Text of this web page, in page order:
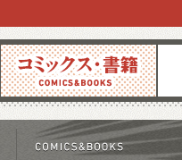
コミックス 雑誌